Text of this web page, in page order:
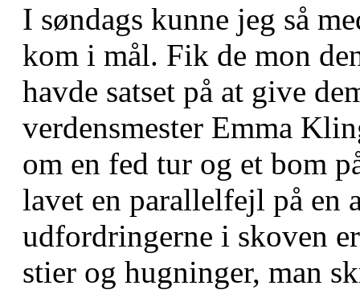
I søndags kunne jeg så
kom i mål. Fik de mon
havde satset på at give
verdensmester Emma
om en fed tur og et bom
lavet en parallelfejl på en
udfordringerne i skoven
stier og hugninger, man